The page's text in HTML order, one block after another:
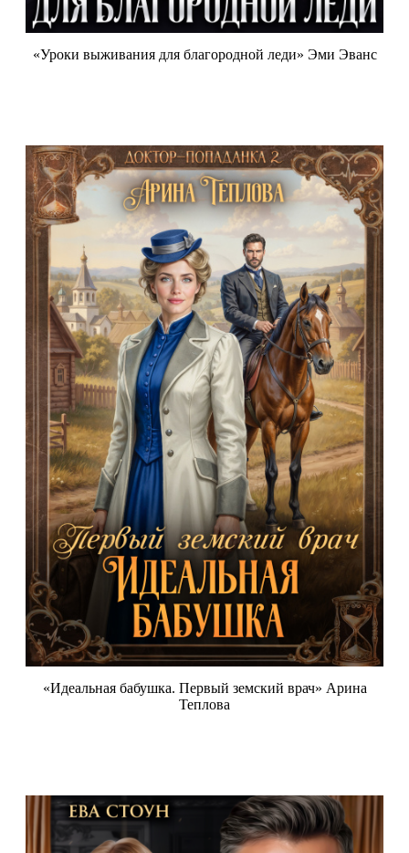
«Уроки выживания для благородной леди» Эми Эванс
«Идеальная бабушка. Первый земский врач» Арина
Теплова